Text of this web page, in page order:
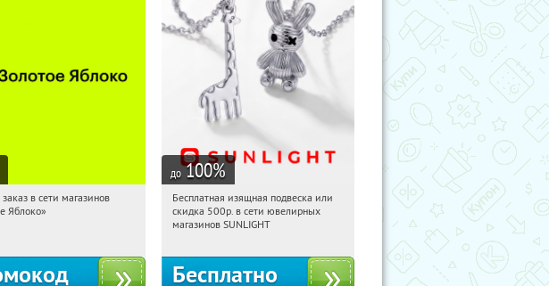
Получи первым!
в сети магазинов
Яблоко»
до 100%
00:20:25 Получили:
Россия
Бесплатная изящная подвеска или
скидка 500р. в сети ювелирных
магазинов SUNLIGHT
Бесплатно